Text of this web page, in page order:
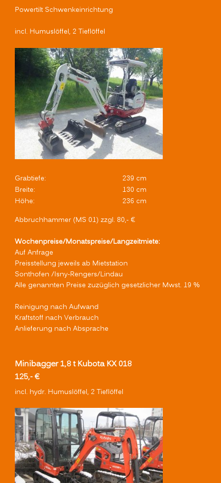
Powertilt Schwenkeinrichtung
incl. Humuslöffel, 2 Tieflöffel
Grabtiefe:
239 cm
Breite:
130 cm
Höhe:
236 cm
Abbruchhammer (MS 01) zzgl. 80,- €
Wochenpreise/Monatspreise/Langzeitmiete:
Auf Anfrage
Preisstellung jeweils ab Mietstation
Sonthofen /Isny-Rengers/Lindau
Alle genannten Preise zuzüglich gesetzlicher Mwst. 19 %
Reinigung nach Aufwand
Kraftstoff nach Verbrauch
Anlieferung nach Absprache
Minibagger 1,8 t Kubota KX 018
125,- €
incl. hydr. Humuslöffel, 2 Tieflöffel